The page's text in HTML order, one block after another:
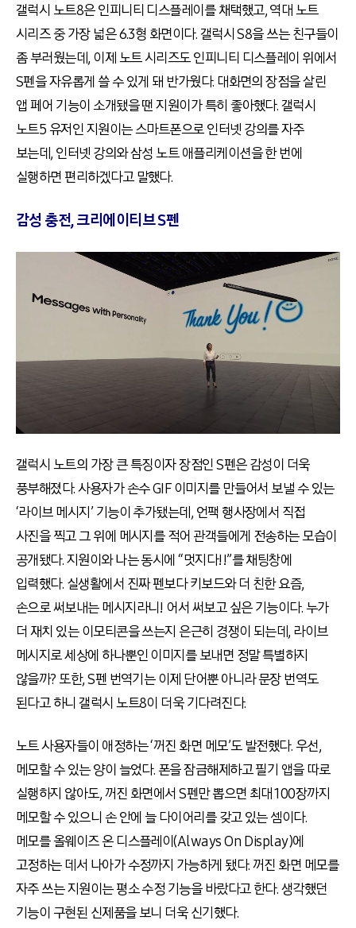
갤럭시 노트8은 인피니티 디스플레이를 채택했고, 역대 노트
시리즈 중 가장 넓은 6.3형 화면이다. 갤럭시 S8을 쓰는 친구들이
좀 부러웠는데, 이제 노트 시리즈도 인피니티 디스플레이 위에서
S펜을 자유롭게 쓸 수 있게 돼 반가웠다. 대화면의 장점을 살린
앱 페어 기능이 소개됐을 땐 지원이가 특히 좋아했다. 갤럭시
노트5 유저인 지원이는 스마트폰으로 인터넷 강의를 자주
보는데, 인터넷 강의와 삼성 노트 애플리케이션을 한 번에
실행하면 편리하겠다고 말했다.
감성 충전, 크리에이티브 S펜
갤럭시 노트의 가장 큰 특징이자 장점인 S펜은 감성이 더욱
풍부해졌다. 사용자가 손수 GIF 이미지를 만들어서 보낼 수 있는
‘라이브 메시지’ 기능이 추가됐는데, 언팩 행사장에서 직접
사진을 찍고 그 위에 메시지를 적어 관객들에게 전송하는 모습이
공개됐다. 지원이와 나는 동시에 “멋지다!!”를 채팅창에
입력했다. 실생활에서 진짜 펜보다 키보드와 더 친한 요즘,
손으로 써보내는 메시지라니! 어서 써보고 싶은 기능이다. 누가
더 재치 있는 이모티콘을 쓰는지 은근히 경쟁이 되는데, 라이브
메시지로 세상에 하나뿐인 이미지를 보내면 정말 특별하지
않을까? 또한, S펜 번역기는 이제 단어뿐 아니라 문장 번역도
된다고 하니 갤럭시 노트8이 더욱 기다려진다.
노트 사용자들이 애정하는 ‘꺼진 화면 메모’도 발전했다. 우선,
메모할 수 있는 양이 늘었다. 폰을 잠금해제하고 필기 앱을 따로
실행하지 않아도, 꺼진 화면에서 S펜만 뽑으면 최대 100장까지
메모할 수 있으니 손 안에 늘 다이어리를 갖고 있는 셈이다.
메모를 올웨이즈 온 디스플레이(Always On Display)에
고정하는 데서 나아가 수정까지 가능하게 됐다. 꺼진 화면 메모를
자주 쓰는 지원이는 평소 수정 기능을 바랐다고 한다. 생각했던
기능이 구현된 신제품을 보니 더욱 신기했다.